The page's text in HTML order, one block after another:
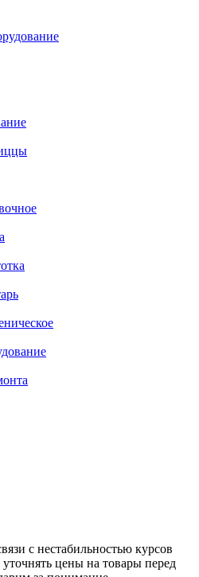
с нестабильностью курсов
цены на товары перед